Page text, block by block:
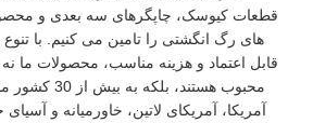
قطعات کیوسک، چاپگرهای سه بعدی و
های رگ انگشتی را تامین می کنیم. با
قابل اعتماد و هزینه مناسب، محصولات ما نه
محبوب هستند،
آمریکا، آمریکای لاتین، خاورمیانه و